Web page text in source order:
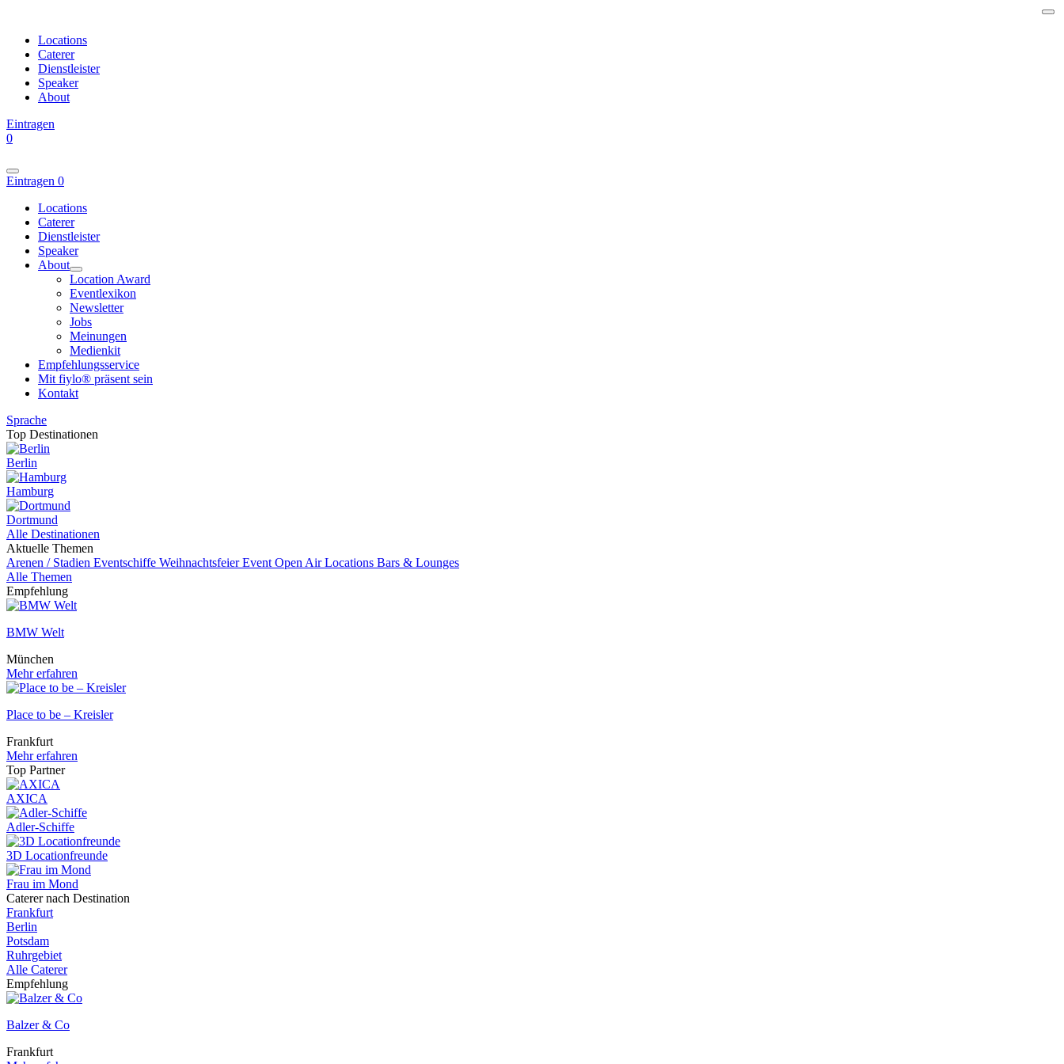
Locations
Caterer
Dienstleister
Speaker
About
Eintragen
0
Eintragen 0
Locations
Caterer
Dienstleister
Speaker
About
Location Award
Eventlexikon
Newsletter
Jobs
Meinungen
Medienkit
Empfehlungsservice
Mit fiylo® präsent sein
Kontakt
Sprache
Top Destinationen
Berlin
Hamburg
Dortmund
Alle Destinationen
Aktuelle Themen
Arenen / Stadien Eventschiffe WeihnachtsfeierEvent Open Air Locations Bars & Lounges
Alle Themen
Empfehlung
BMW Welt
München
Mehr erfahren
Place to be – Kreisler
Frankfurt
Mehr erfahren
Top Partner
AXICA
Adler-Schiffe
3D Locationfreunde
Frau im Mond
Caterer nach Destination
Frankfurt
Berlin
Potsdam
Ruhrgebiet
Alle Caterer
Empfehlung
Balzer & Co
Frankfurt